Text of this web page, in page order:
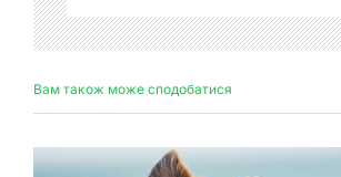
Вам також може сподобатися